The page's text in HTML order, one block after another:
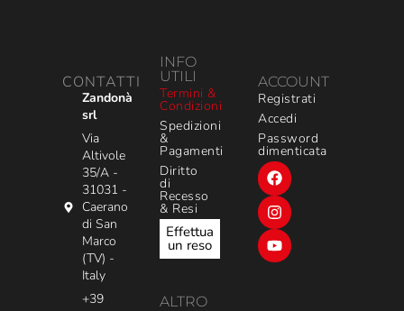
CONTATTI
Zandonà
srl
Via
Altivole
35/A -
31031 -
Caerano
di San
Marco
(TV) -
Italy
+39
INFO
UTILI
Termini &
Condizioni
Spedizioni
&
Pagamenti
Diritto
di
Recesso
& Resi
Effettua
un reso
ALTRO
ACCOUNT
Registrati
Accedi
Password
dimenticata